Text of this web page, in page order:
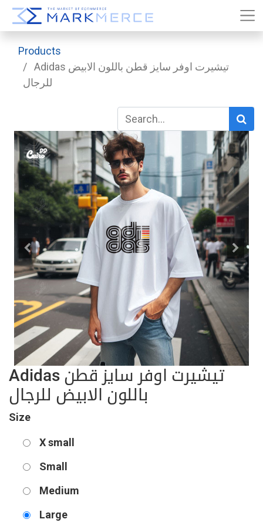
Products
Adidas تيشيرت اوفر سايز قطن باللون الابيض
للرجال
Adidas تيشيرت اوفر سايز قطن
باللون الابيض للرجال
Size
X small
Small
Medium
Large